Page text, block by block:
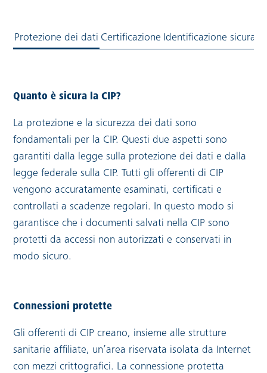
Protezione dei dati Certificazione Identificazione sicura
Quanto è sicura la CIP?
La protezione e la sicurezza dei dati sono
fondamentali per la CIP. Questi due aspetti sono
garantiti dalla legge sulla protezione dei dati e dalla
legge federale sulla CIP. Tutti gli offerenti di CIP
vengono accuratamente esaminati, certificati e
controllati a scadenze regolari. In questo modo si
garantisce che i documenti salvati nella CIP sono
protetti da accessi non autorizzati e conservati in
modo sicuro.
Connessioni protette
Gli offerenti di CIP creano, insieme alle strutture
sanitarie affiliate, un’area riservata isolata da Internet
con mezzi crittografici. La connessione protetta